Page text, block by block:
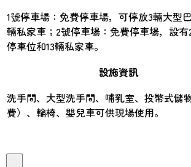
1號停車場：免費停車場，可停放3輛大型
輛私家車；2號停車場：免費停車場，設
停車位和13輛私家車。
設施資訊
洗手間、大型洗手間、哺乳室、投幣式儲
費）、輪椅、嬰兒車可供現場使用。